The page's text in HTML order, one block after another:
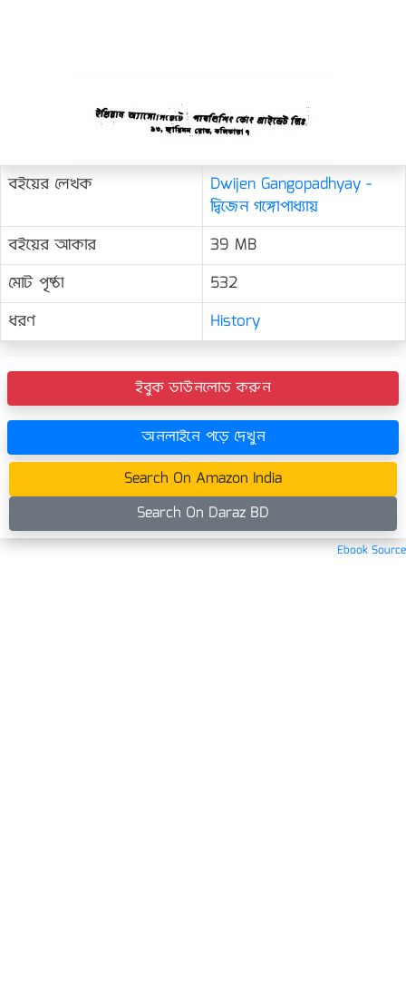
বইয়ের লেখক
Dwijen Gangopadhyay -
দ্বিজেন গঙ্গোপাধ্যায়
বইয়ের আকার
39 MB
মোট পৃষ্ঠা
532
ধরণ
History
ইবুক ডাউনলোড করুন
অনলাইনে পড়ে দেখুন
Search On Amazon India
Search On Daraz BD
Ebook Source